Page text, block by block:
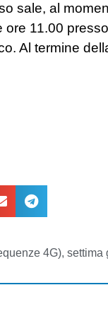
sale, al
ore 11.00
Al termine